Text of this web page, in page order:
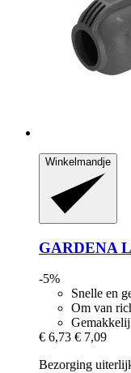
Winkelmandje
GARDENA
-5%
Snelle en
Om van
€ 6,73 € 7,09
Bezorging